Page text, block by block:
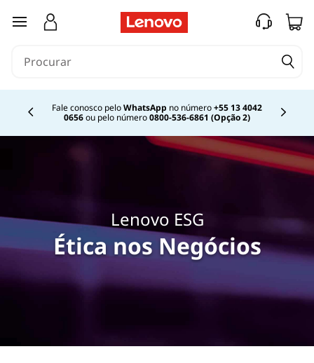
o
a
b
i
i
saltar para o conteúdo principal
Fale conosco peloWhatsApp no número+55 13 4042
0656ou pelo número0800-536-6861 (Opção 2)
Currently displaying item 2 of
Lenovo ESG
Ética nos Negócios